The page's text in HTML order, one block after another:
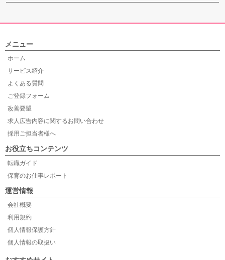
メニュー
ホーム
サービス紹介
よくある質問
ご登録フォーム
改善要望
求人広告内容に関するお問い合わせ
採用ご担当者様へ
お役立ちコンテンツ
転職ガイド
保育のお仕事レポート
運営情報
会社概要
利用規約
個人情報保護方針
個人情報の取扱い